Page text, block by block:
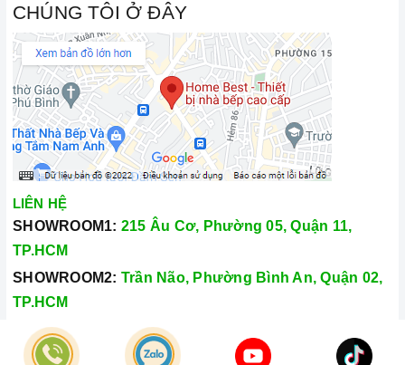
CHÚNG TÔI Ở ĐÂY
LIÊN HỆ
SHOWROOM1: 215 Âu Cơ, Phường 05, Quận 11,
TP.HCM
SHOWROOM2: Trần Não, Phường Bình An, Quận 02,
TP.HCM
Hotline:
028.66.79.8989
Khiếu nại: 0933.800.899